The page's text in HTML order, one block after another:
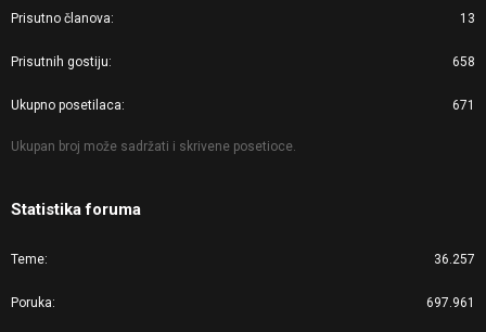
Prisutno članova 13
Prisutnih gostiju 658
Ukupno posetilaca 671
Ukupan broj može sadržati i skrivene posetioce.
Statistika foruma
Teme 36.257
Poruka 697.961